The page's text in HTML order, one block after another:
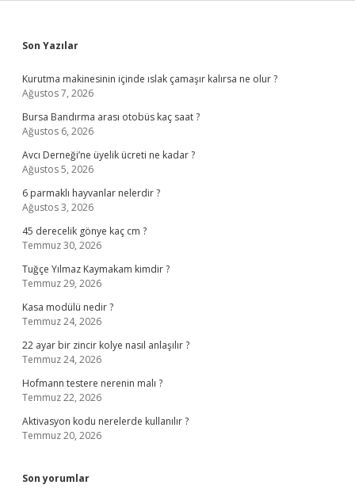
Sidebar
Son Yazılar
Kurutma makinesinin içinde ıslak çamaşır kalırsa ne olur ?
Ağustos 7, 2026
Bursa Bandırma arası otobüs kaç saat ?
Ağustos 6, 2026
Avcı Derneği’ne üyelik ücreti ne kadar ?
Ağustos 5, 2026
6 parmaklı hayvanlar nelerdir ?
Ağustos 3, 2026
45 derecelik gönye kaç cm ?
Temmuz 30, 2026
Tuğçe Yılmaz Kaymakam kimdir ?
Temmuz 29, 2026
Kasa modülü nedir ?
Temmuz 24, 2026
22 ayar bir zincir kolye nasıl anlaşılır ?
Temmuz 24, 2026
Hofmann testere nerenin malı ?
Temmuz 22, 2026
Aktivasyon kodu nerelerde kullanılır ?
Temmuz 20, 2026
Son yorumlar